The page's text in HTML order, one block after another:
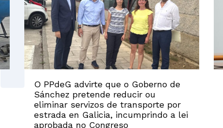
O PPdeG advirte que o Goberno de
Sánchez pretende reducir ou
eliminar servizos de transporte por
estrada en Galicia, incumprindo a lei
aprobada no Congreso